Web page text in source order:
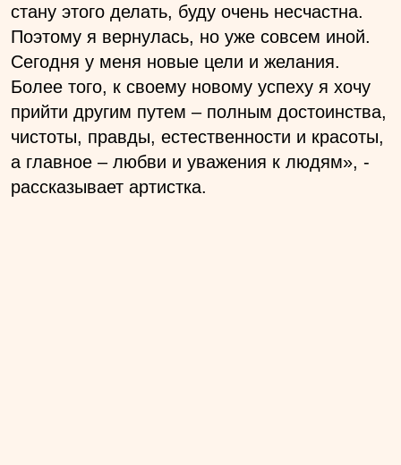
стану этого делать, буду очень несчастна.
Поэтому я вернулась, но уже совсем иной.
Сегодня у меня новые цели и желания.
Более того, к своему новому успеху я хочу
прийти другим путем – полным достоинства,
чистоты, правды, естественности и красоты,
а главное – любви и уважения к людям», -
рассказывает артистка.